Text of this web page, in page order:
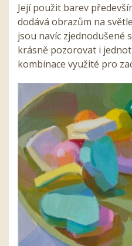
Její použit barev
dodává obrazům na
jsou navíc zjednodušené
krásně pozorovat i
kombinace využité pro